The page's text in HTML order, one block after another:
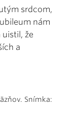
srdcom,
nám
že
a
Snímka: